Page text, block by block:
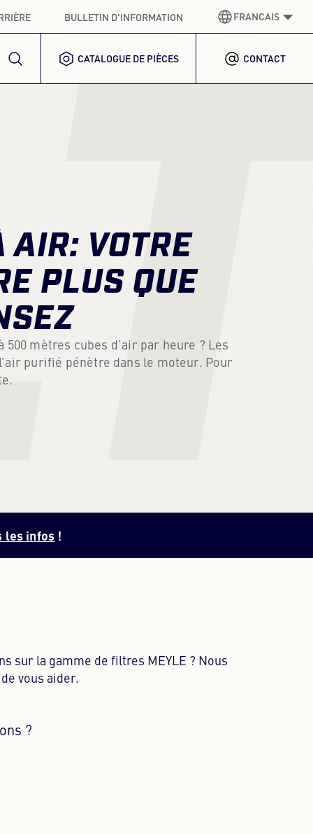
BULLETIN D'INFORMATION FRANCAIS
ALLEMANDGERMAN
POLONAIS
PORTUGAISPORTUGUESE
CATALOGUE DE PIÈCES CONTACT
AIR: VOTRE
PLUS QUE
mètres cubes d’air par heure ? Les
purifié pénètre dans le moteur. Pour
les infos !
sur la gamme de filtres MEYLE ? Nous
vous aider.
?